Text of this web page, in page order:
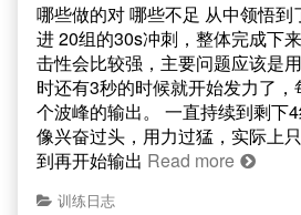
哪些做的对 哪些不足 从中领悟到
进 20组的30s冲刺，整体完成下
击性会比较强，主要问题应该是
时还有3秒的时候就开始发力了
个波峰的输出。 一直持续到剩下
像兴奋过头，用力过猛，实际上
到再开始输出 Read more
训练日志